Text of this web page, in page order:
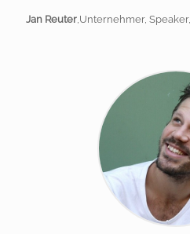
Jan Reuter,Unternehmer,